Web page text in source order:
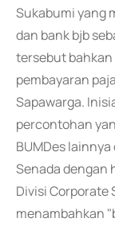
Sukabumi yang
dan bank bjb
tersebut
pembayaran
Sapawarga.
percontohan
BUMDes
Senada dengan
Divisi Corporate
menambahkan